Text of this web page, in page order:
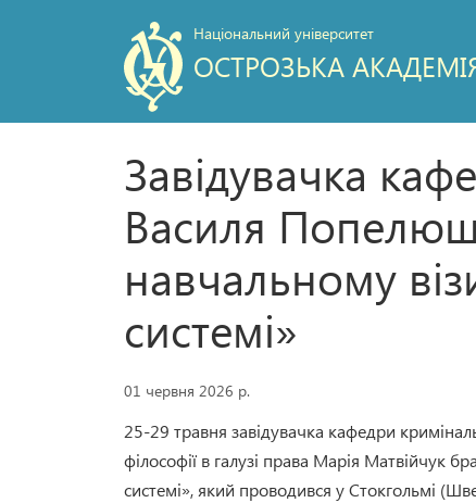
Національний університет
ОСТРОЗЬКА
Завідувачка
Василя
навчальному
системі»
01 червня 2026 р.
25-29 травня завідувачка кафедри
філософії в галузі права Марія Матвійчук
системі», який проводився у Стокгольмі